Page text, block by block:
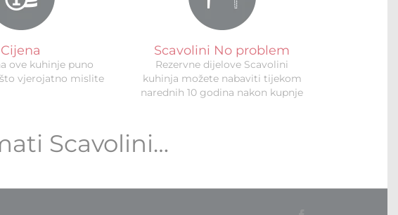
Cijena
ove kuhinje puno
vjerojatno mislite
Scavolini No problem
Rezervne dijelove Scavolini
kuhinja možete nabaviti tijekom
narednih 10 godina nakon kupnje
Scavolini…